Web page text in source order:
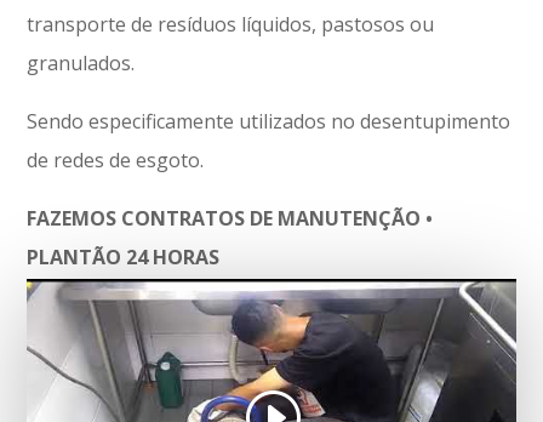
transporte de resíduos líquidos, pastosos ou
granulados.
Sendo especificamente utilizados no desentupimento
de redes de esgoto.
FAZEMOS CONTRATOS DE MANUTENÇÃO •
PLANTÃO 24 HORAS